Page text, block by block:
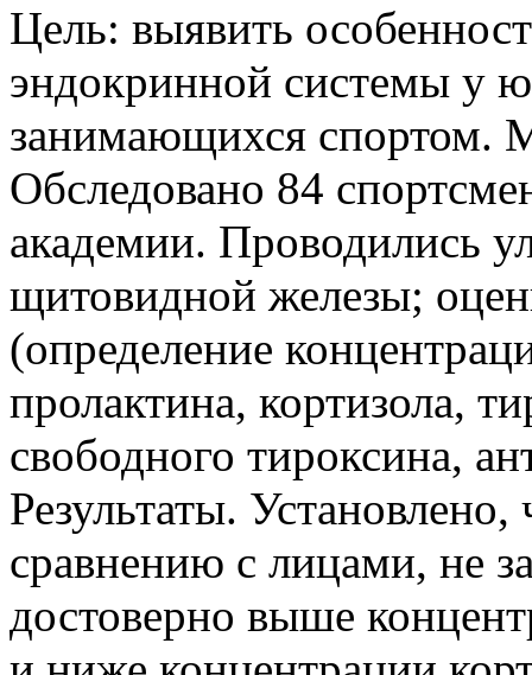
Цель: выявить
эндокринной системы у
занимающихся спортом.
Обследовано 84
академии. Проводились
щитовидной железы;
(определение
пролактина, кортизола,
свободного тироксина,
Результаты.
сравнению с лицами, не
достоверно выше